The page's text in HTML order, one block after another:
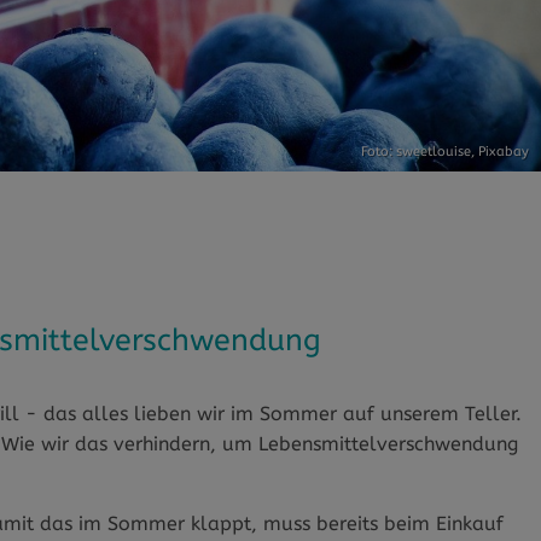
Foto: sweetlouise, Pixabay
- das alles lieben wir im Sommer auf unserem Teller.
wir das verhindern, um Lebensmittelverschwendung
das im Sommer klappt, muss bereits beim Einkauf